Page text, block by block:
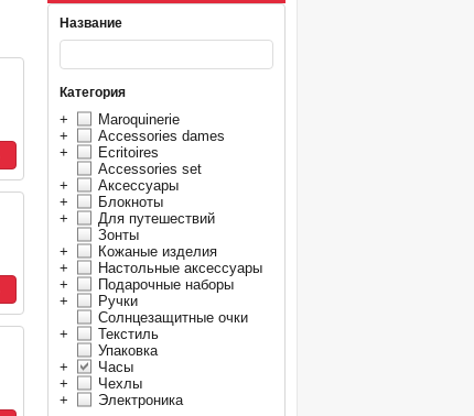
Название
Категория
+
Maroquinerie
+
Accessories dames
+
Ecritoires
Accessories set
+
Аксессуары
+
Блокноты
+
Для путешествий
Зонты
+
Кожаные изделия
+
Настольные аксессуары
+
Подарочные наборы
+
Ручки
Солнцезащитные очки
+
Текстиль
Упаковка
+
Часы
+
Чехлы
+
Электроника